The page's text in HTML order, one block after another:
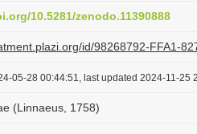
10.5281/zenodo.11390888
id/98268792-FFA1-
05-28 00:44:51, last updated 2024-11-25
(Linnaeus, 1758)